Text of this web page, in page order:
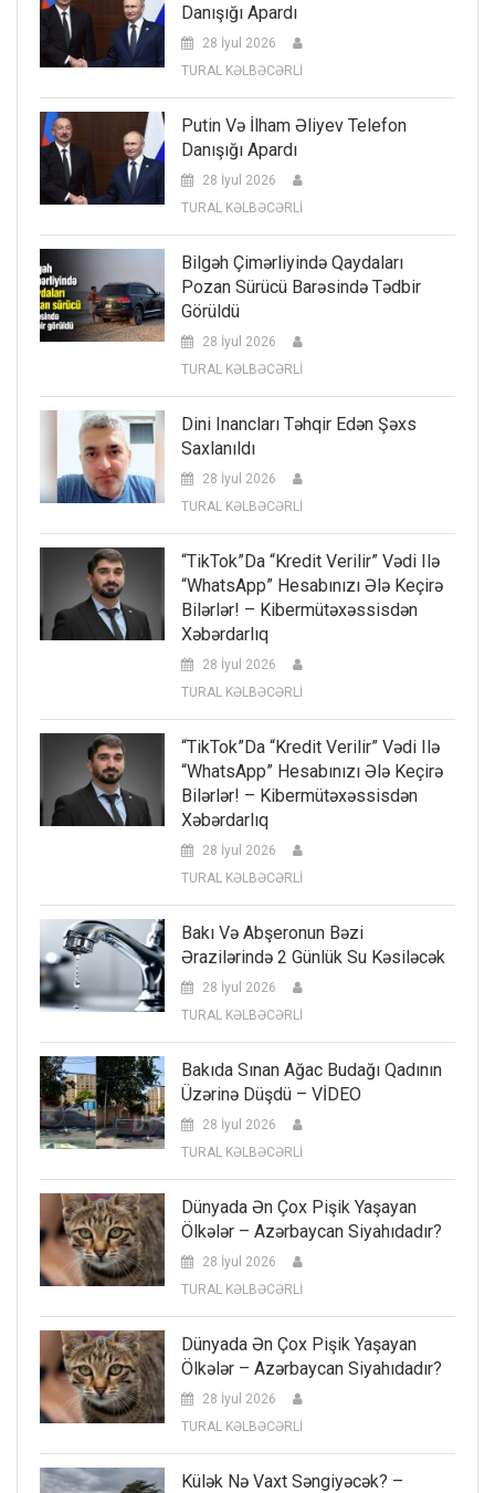
Danışığı Apardı
28 İyul 2026
TURAL KƏLBƏCƏRLİ
Putin Və İlham Əliyev Telefon
Danışığı Apardı
28 İyul 2026
TURAL KƏLBƏCƏRLİ
Bilgəh Çimərliyində Qaydaları
Pozan Sürücü Barəsində Tədbir
Görüldü
28 İyul 2026
TURAL KƏLBƏCƏRLİ
Dini Inancları Təhqir Edən Şəxs
Saxlanıldı
28 İyul 2026
TURAL KƏLBƏCƏRLİ
“TikTok”da “kredit Verilir” Vədi Ilə
“WhatsApp” Hesabınızı Ələ Keçirə
Bilərlər! – Kibermütəxəssisdən
Xəbərdarlıq
28 İyul 2026
TURAL KƏLBƏCƏRLİ
“TikTok”da “kredit Verilir” Vədi Ilə
“WhatsApp” Hesabınızı Ələ Keçirə
Bilərlər! – Kibermütəxəssisdən
Xəbərdarlıq
28 İyul 2026
TURAL KƏLBƏCƏRLİ
Bakı Və Abşeronun Bəzi
Ərazilərində 2 Günlük Su Kəsiləcək
28 İyul 2026
TURAL KƏLBƏCƏRLİ
Bakıda Sınan Ağac Budağı Qadının
Üzərinə Düşdü – VİDEO
28 İyul 2026
TURAL KƏLBƏCƏRLİ
Dünyada Ən Çox Pişik Yaşayan
Ölkələr – Azərbaycan Siyahıdadır?
28 İyul 2026
TURAL KƏLBƏCƏRLİ
Dünyada Ən Çox Pişik Yaşayan
Ölkələr – Azərbaycan Siyahıdadır?
28 İyul 2026
TURAL KƏLBƏCƏRLİ
Külək Nə Vaxt Səngiyəcək? –